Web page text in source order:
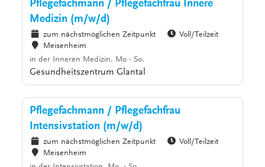
Pflegefachmann / Pflegefachfrau Innere
Medizin (m/w/d)
zum nächstmöglichen Zeitpunkt
Voll/Teilzeit
Meisenheim
in der Inneren Medizin. Mo - So.
Gesundheitszentrum Glantal
Pflegefachmann / Pflegefachfrau
Intensivstation (m/w/d)
zum nächstmöglichen Zeitpunkt
Voll/Teilzeit
Meisenheim